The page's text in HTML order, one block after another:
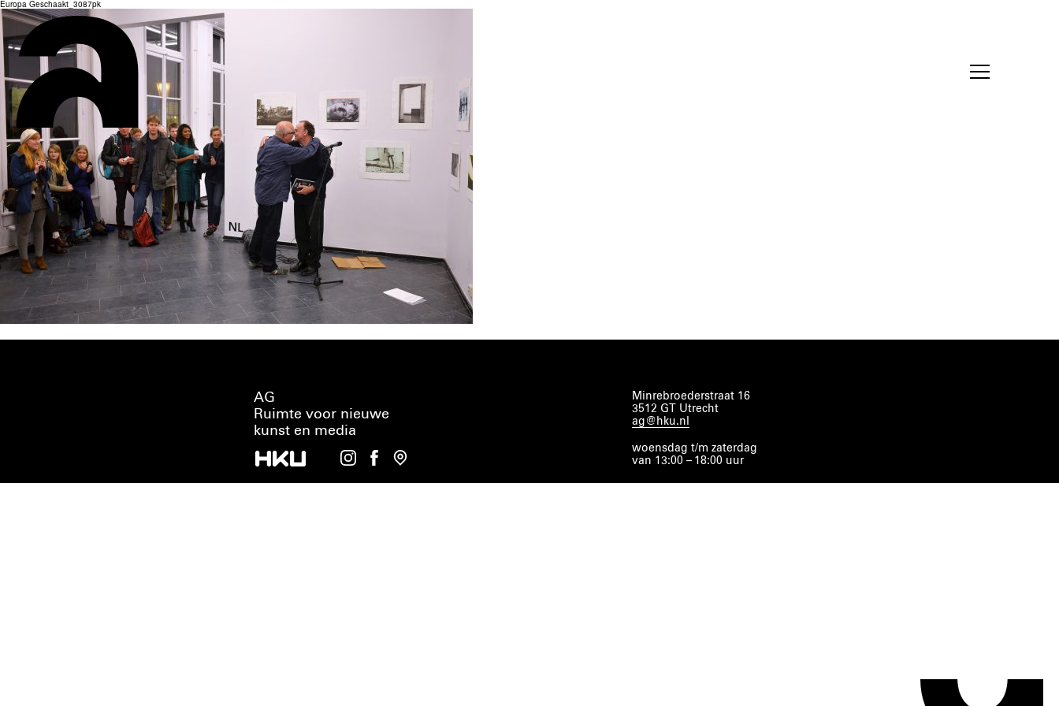
Europa Geschaakt_3087pk
AG
Ruimte voor nieuwe
kunst en media
Minrebroederstraat 16
3512 GT Utrecht
ag@hku.nl
woensdag t/m zaterdag
van 13:00 – 18:00 uur